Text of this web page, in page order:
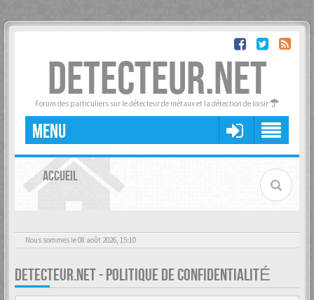
DETECTEUR.NET
Forum des particuliers sur le détecteur de métaux et la détection de loisir
MENU
ACCUEIL
Nous sommes le 08 août 2026, 15:10
DETECTEUR.NET - POLITIQUE DE CONFIDENTIALITÉ